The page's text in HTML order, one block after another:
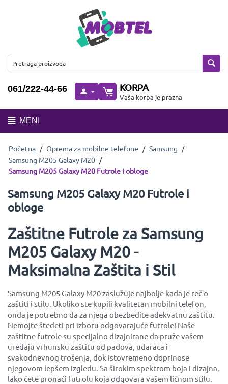
061/222-44-66 KORPA
Vaša korpa je prazna
MENI
Početna / Oprema za mobilne telefone / Samsung /
Samsung M205 Galaxy M20 /
Samsung M205 Galaxy M20 Futrole i obloge
Samsung M205 Galaxy M20 Futrole i
obloge
Zaštitne Futrole za Samsung
M205 Galaxy M20 -
Maksimalna Zaštita i Stil
Samsung M205 Galaxy M20 zaslužuje najbolje kada je reč o
zaštiti i stilu. Ukoliko ste kupili kvalitetan mobilni telefon,
onda je potrebno da za njega obezbedite adekvatnu zaštitu.
Nemojte štedeti pri izboru odgovarajuće futrole! Naše
zaštitne futrole su specijalno dizajnirane da pruže vašem
uređaju vrhunsku zaštitu od padova, udaraca i
svakodnevnog trošenja, dok istovremeno doprinose
njegovom lepšem izgledu. Sa širokim spektrom boja i dizajna,
lako ćete pronaći futrolu koja odgovara vašem ličnom stilu.